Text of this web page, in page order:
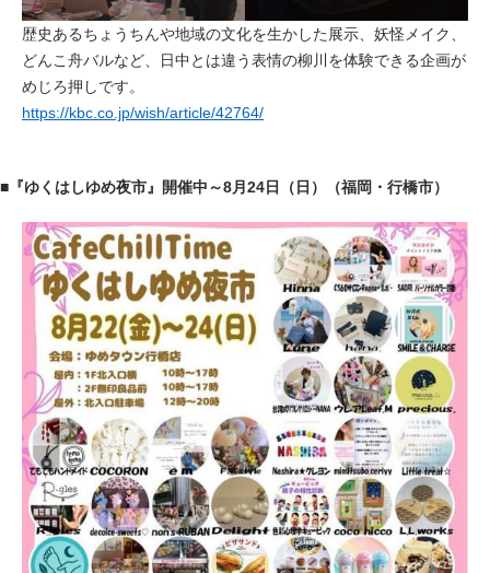
歴史あるちょうちんや地域の文化を生かした展示、妖怪メイク、
どんこ舟バルなど、日中とは違う表情の柳川を体験できる企画が
めじろ押しです。
https://kbc.co.jp/wish/article/42764/
■『ゆくはしゆめ夜市』開催中～8月24日（日）（福岡・行橋市）